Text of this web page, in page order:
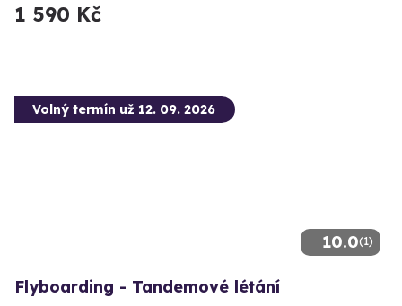
1 590 Kč
10.0(1)
Volný termín už 12. 09. 2026
Flyboarding - Tandemové létání